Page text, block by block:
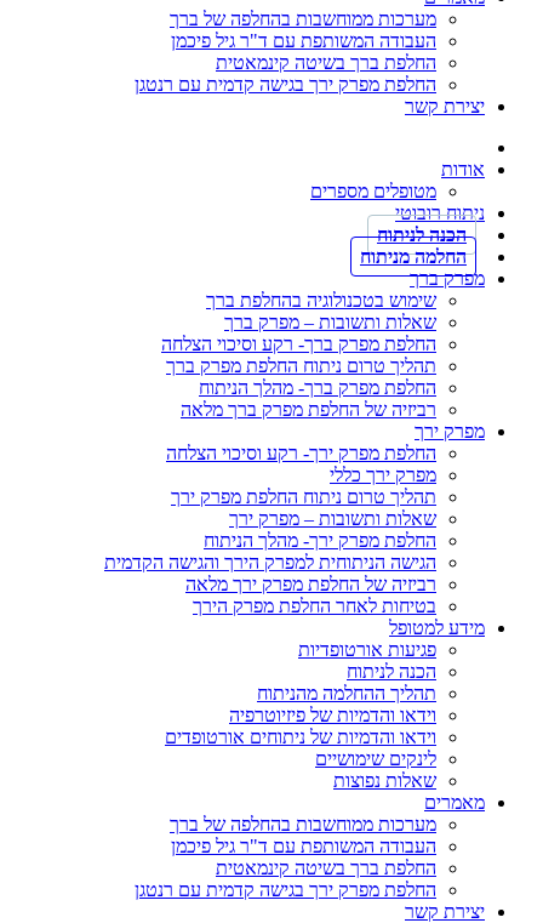
מערכות ממוחשבות בהחלפה של ברך
העבודה המשותפת עם ד"ר גיל פיכמן
החלפת ברך בשיטה קינמאטית
החלפת מפרק ירך בגישה קדמית עם רנטגן
יצירת קשר
אודות
מטופלים מספרים
ניתוח רובוטי
הכנה לניתוח
החלמה מניתוח
מפרק ברך
שימוש בטכנולוגיה בהחלפת ברך
שאלות ותשובות – מפרק ברך
החלפת מפרק ברך- רקע וסיכוי הצלחה
תהליך טרום ניתוח החלפת מפרק ברך
החלפת מפרק ברך- מהלך הניתוח
רביזיה של החלפת מפרק ברך מלאה
מפרק ירך
החלפת מפרק ירך- רקע וסיכוי הצלחה
מפרק ירך כללי
תהליך טרום ניתוח החלפת מפרק ירך
שאלות ותשובות – מפרק ירך
החלפת מפרק ירך- מהלך הניתוח
הגישה הניתוחית למפרק הירך והגישה הקדמית
רביזיה של החלפת מפרק ירך מלאה
בטיחות לאחר החלפת מפרק הירך
מידע למטופל
פגיעות אורטופדיות
הכנה לניתוח
תהליך ההחלמה מהניתוח
וידאו והדמיות של פיזיוטרפיה
וידאו והדמיות של ניתוחים אורטופדים
לינקים שימושיים
שאלות נפוצות
מאמרים
מערכות ממוחשבות בהחלפה של ברך
העבודה המשותפת עם ד"ר גיל פיכמן
החלפת ברך בשיטה קינמאטית
החלפת מפרק ירך בגישה קדמית עם רנטגן
יצירת קשר